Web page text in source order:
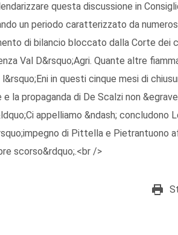
questa discussione in
un periodo caratterizzato da
di bilancio bloccato dalla Corte dei
Val D&rsquo;Agri. Quante altre
in questi cinque mesi di
la propaganda di De Scalzi non
appelliamo &ndash; concludono
di Pittella e Pietrantuono
scorso&rdquo;.<br />